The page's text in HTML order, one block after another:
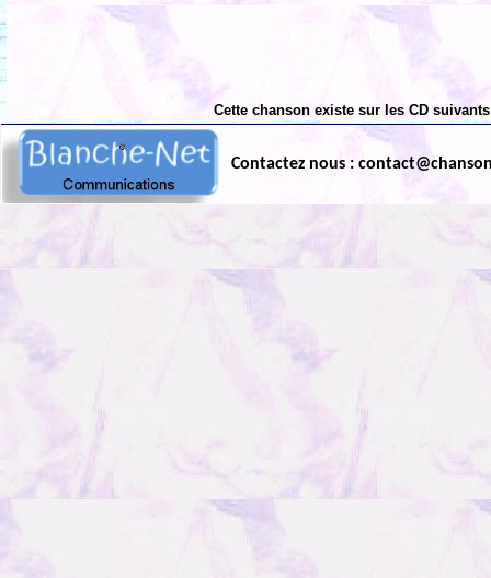
Cette chanson existe sur les CD
Contactez nous :